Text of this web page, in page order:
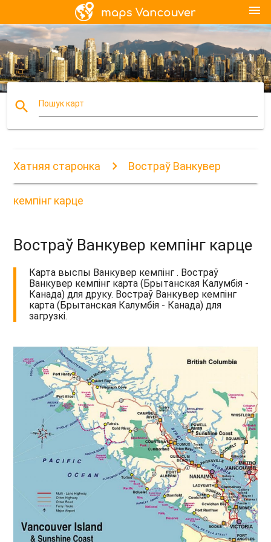
menu
search Пошук карт
Хатняя старонка Востраў Ванкувер
кемпінг карце
Востраў Ванкувер кемпінг карце
Карта выспы Ванкувер кемпінг . Востраў
Ванкувер кемпінг карта (Брытанская Калумбія -
Канада) для друку. Востраў Ванкувер кемпінг
карта (Брытанская Калумбія - Канада) для
загрузкі.